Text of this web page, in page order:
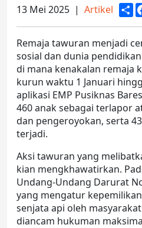
13 Mei 2025 | Artikel S
h
a
e
Remaja tawuran menjadi
sosial dan dunia
di mana kenakalan remaja
kurun waktu 1 Januari
aplikasi EMP Pusiknas
460 anak sebagai terlapor
dan pengeroyokan, serta
terjadi.
Aksi tawuran yang
kian mengkhawatirkan.
Undang-Undang Darurat
yang mengatur
senjata api oleh
diancam hukuman